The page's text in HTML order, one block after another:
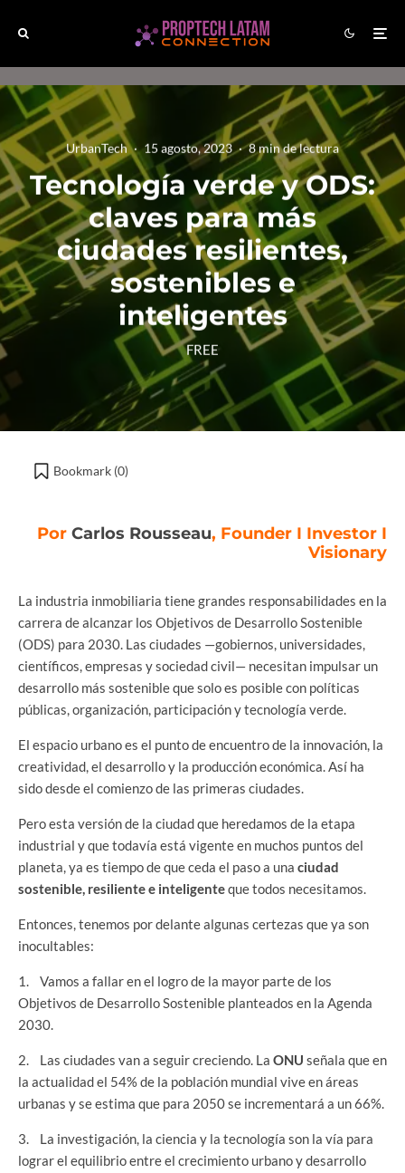
UrbanTech · 15 agosto, 2023 · 8 min de lectura
Tecnología verde y ODS:
claves para más
ciudades resilientes,
sostenibles e
inteligentes
FREE
Bookmark (0)
Por Carlos Rousseau, Founder I Investor I
Visionary
La industria inmobiliaria tiene grandes responsabilidades en la
carrera de alcanzar los Objetivos de Desarrollo Sostenible
(ODS) para 2030. Las ciudades —gobiernos, universidades,
científicos, empresas y sociedad civil— necesitan impulsar un
desarrollo más sostenible que solo es posible con políticas
públicas, organización, participación y tecnología verde.
El espacio urbano es el punto de encuentro de la innovación, la
creatividad, el desarrollo y la producción económica. Así ha
sido desde el comienzo de las primeras ciudades.
Pero esta versión de la ciudad que heredamos de la etapa
industrial y que todavía está vigente en muchos puntos del
planeta, ya es tiempo de que ceda el paso a una ciudad
sostenible, resiliente e inteligenteque todos necesitamos.
Entonces, tenemos por delante algunas certezas que ya son
inocultables:
1. Vamos a fallar en el logro de la mayor parte de los
Objetivos de Desarrollo Sostenible planteados en la Agenda
2030.
2. Las ciudades van a seguir creciendo. La ONU señala que en
la actualidad el 54% de la población mundial vive en áreas
urbanas y se estima que para 2050 se incrementará a un 66%.
3. La investigación, la ciencia y la tecnología son la vía para
lograr el equilibrio entre el crecimiento urbano y desarrollo